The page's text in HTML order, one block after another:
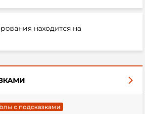
находится на
с подсказками